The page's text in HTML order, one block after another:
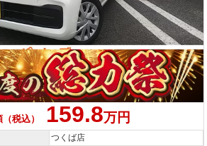
税込） 159.8万円
つくば店